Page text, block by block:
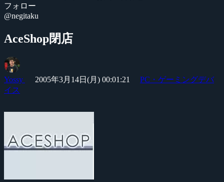
フォロー
@negitaku
AceShop閉店
Yossy 2005年3月14日(月) 00:01:21
PC・ゲーミングデバ
イス